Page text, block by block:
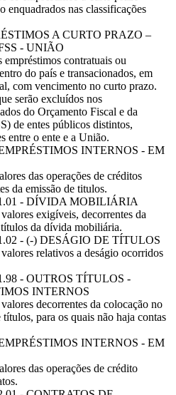
enquadrados nas classificações
A CURTO PRAZO –
- UNIÃO
contratuais ou
do país e transacionados, em
com vencimento no curto prazo.
serão excluídos nos
do Orçamento Fiscal e da
de entes públicos distintos,
entre o ente e a União.
INTERNOS - EM
das operações de créditos
da emissão de titulos.
- DÍVIDA MOBILIÁRIA
exigíveis, decorrentes da
títulos da dívida mobiliária.
- (-) DESÁGIO DE TÍTULOS
relativos a deságio ocorridos
- OUTROS TÍTULOS -
INTERNOS
decorrentes da colocação no
títulos, para os quais não haja contas
INTERNOS - EM
das operações de crédito